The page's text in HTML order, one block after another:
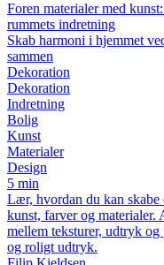
Foren materialer med
rummets indretning
Skab harmoni i hjemmet
sammen
Dekoration
Dekoration
Indretning
Bolig
Kunst
Materialer
Design
5 min
Lær, hvordan du kan
kunst, farver og
mellem teksturer, udtryk
og roligt udtryk.